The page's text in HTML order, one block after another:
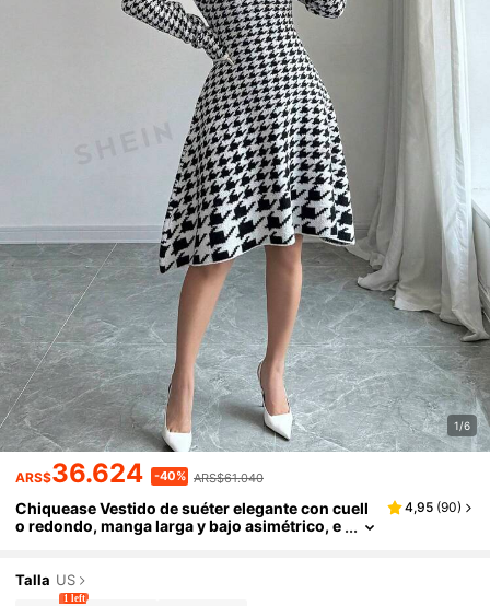
1/6
ARS$36.624 -40% ARS$61.040
Chiquease Vestido de suéter elegante con cuell
o redondo, manga larga y bajo asimétrico, e
4,95 (90)
Talla US
1 left